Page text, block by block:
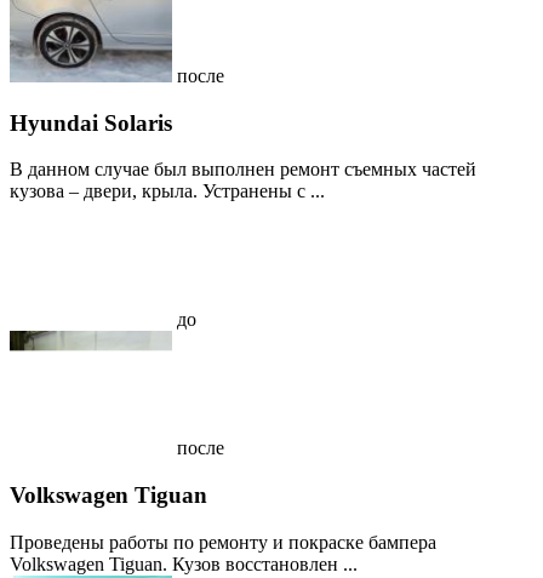
после
Hyundai Solaris
В данном случае был выполнен ремонт съемных частей
кузова – двери, крыла. Устранены с ...
до
после
Volkswagen Tiguan
Проведены работы по ремонту и покраске бампера
Volkswagen Tiguan. Кузов восстановлен ...